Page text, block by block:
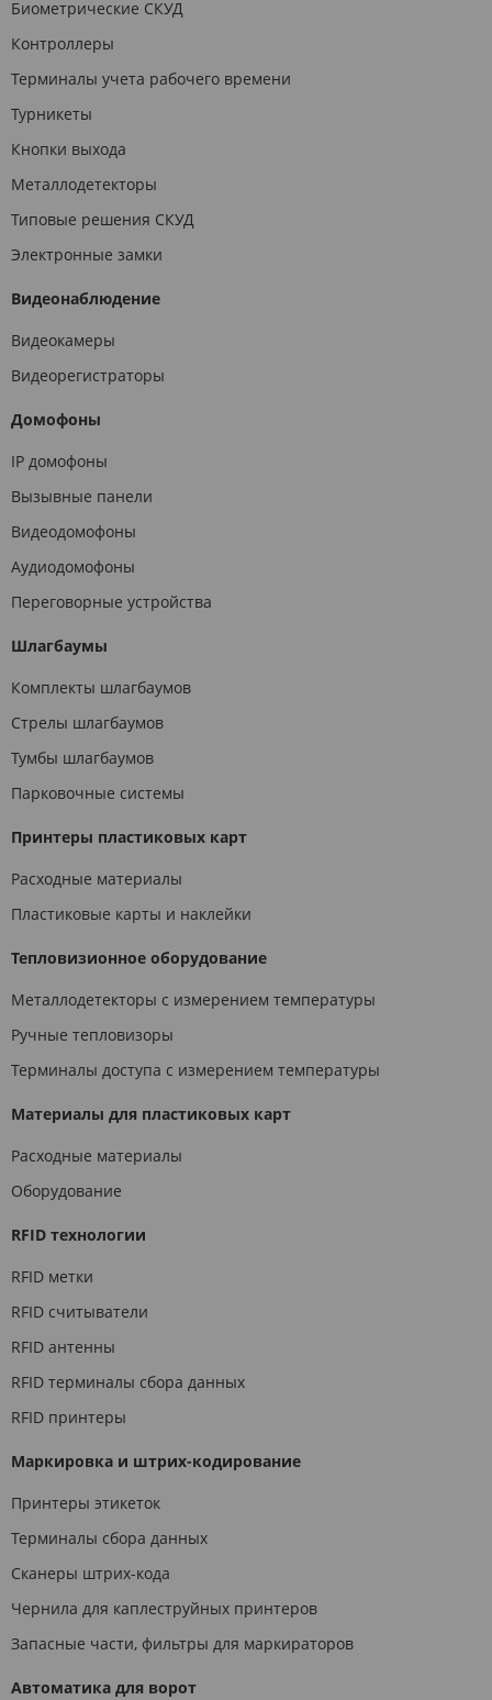
Биометрические СКУД
Контроллеры
Терминалы учета рабочего времени
Турникеты
Кнопки выхода
Металлодетекторы
Типовые решения СКУД
Электронные замки
Видеонаблюдение
Видеокамеры
Видеорегистраторы
Домофоны
IP домофоны
Вызывные панели
Видеодомофоны
Аудиодомофоны
Переговорные устройства
Шлагбаумы
Комплекты шлагбаумов
Стрелы шлагбаумов
Тумбы шлагбаумов
Парковочные системы
Принтеры пластиковых карт
Расходные материалы
Пластиковые карты и наклейки
Тепловизионное оборудование
Металлодетекторы с измерением температуры
Ручные тепловизоры
Терминалы доступа с измерением температуры
Материалы для пластиковых карт
Расходные материалы
Оборудование
RFID технологии
RFID метки
RFID считыватели
RFID антенны
RFID терминалы сбора данных
RFID принтеры
Маркировка и штрих-кодирование
Принтеры этикеток
Терминалы сбора данных
Сканеры штрих-кода
Чернила для каплеструйных принтеров
Запасные части, фильтры для маркираторов
Автоматика для ворот